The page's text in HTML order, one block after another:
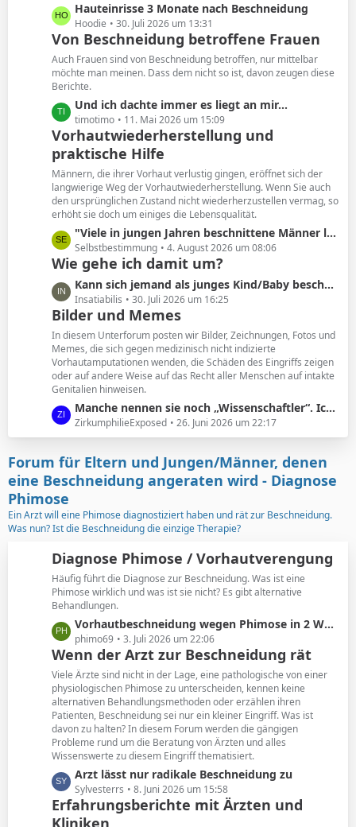
L
e
t
z
t
e
B
e
i
t
r
ä
g
e
Hauteinrisse 3 Monate nach Beschneidung
Hoodie 30. Juli 2026 um 13:31
Von Beschneidung betroffene Frauen
Auch Frauen sind von Beschneidung betroffen, nur mittelbar
möchte man meinen. Dass dem nicht so ist, davon zeugen diese
Berichte.
L
e
t
z
t
e
B
e
i
t
r
ä
g
e
Und ich dachte immer es liegt an mir...
timotimo 11. Mai 2026 um 15:09
Vorhautwiederherstellung und
praktische Hilfe
Männern, die ihrer Vorhaut verlustig gingen, eröffnet sich der
langwierige Weg der Vorhautwiederherstellung. Wenn Sie auch
den ursprünglichen Zustand nicht wiederherzustellen vermag, so
erhöht sie doch um einiges die Lebensqualität.
L
e
t
z
t
e
B
e
i
t
r
ä
g
e
"Viele in jungen Jahren beschnittene Männer leiden unter den Folgen. Und wollen ihre Vorhaut zurück. "
Selbstbestimmung 4. August 2026 um 08:06
Wie gehe ich damit um?
L
e
t
z
t
e
B
e
i
t
ä
g
e
Kann sich jemand als junges Kind/Baby beschnittener noch an seine Vorhaut erinnern?
Insatiabilis 30. Juli 2026 um 16:25
Bilder und Memes
In diesem Unterforum posten wir Bilder, Zeichnungen, Fotos und
Memes, die sich gegen medizinisch nicht indizierte
Vorhautamputationen wenden, die Schäden des Eingriffs zeigen
oder auf andere Weise auf das Recht aller Menschen auf intakte
Genitalien hinweisen.
L
e
t
t
e
B
e
i
t
r
ä
g
e
Manche nennen sie noch „Wissenschaftler“. Ich nenne sie geldgesteuerte Marionetten.
ZirkumphilieExposed 26. Juni 2026 um 22:17
Forum für Eltern und Jungen/Männer, denen
eine Beschneidung angeraten wird - Diagnose
Phimose
Ein Arzt will eine Phimose diagnostiziert haben und rät zur Beschneidung.
Was nun? Ist die Beschneidung die einzige Therapie?
Diagnose Phimose / Vorhautverengung
Häufig führt die Diagnose zur Beschneidung. Was ist eine
Phimose wirklich und was ist sie nicht? Es gibt alternative
Behandlungen.
L
e
t
z
t
e
B
e
i
r
ä
g
Vorhautbeschneidung wegen Phimose in 2 Wochen
phimo69 3. Juli 2026 um 22:06
Wenn der Arzt zur Beschneidung rät
Viele Ärzte sind nicht in der Lage, eine pathologische von einer
physiologischen Phimose zu unterscheiden, kennen keine
alternativen Behandlungsmethoden oder erzählen ihren
Patienten, Beschneidung sei nur ein kleiner Eingriff. Was ist
davon zu halten? In diesem Forum werden die gängigen
Probleme rund um die Beratung von Ärzten und alles
Wissenswerte zu diesem Eingriff thematisiert.
L
e
t
z
Arzt lässt nur radikale Beschneidung zu
Sylvesterrs 8. Juni 2026 um 15:58
Erfahrungsberichte mit Ärzten und
Kliniken